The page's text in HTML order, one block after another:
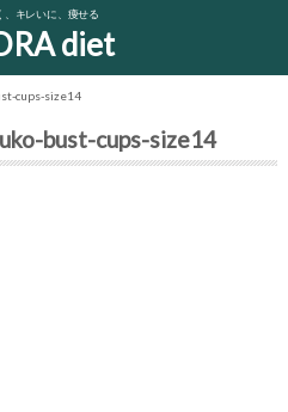
、キレいに、痩せる
diet
cups-size14
bust-cups-size14